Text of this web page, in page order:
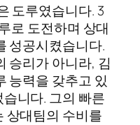
도루였습니다. 3
로 도전하며 상대
성공시켰습니다.
승리가 아니라, 김
능력을 갖추고 있
니다. 그의 빠른
상대팀의 수비를